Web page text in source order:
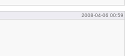
2008-04-06 00:59